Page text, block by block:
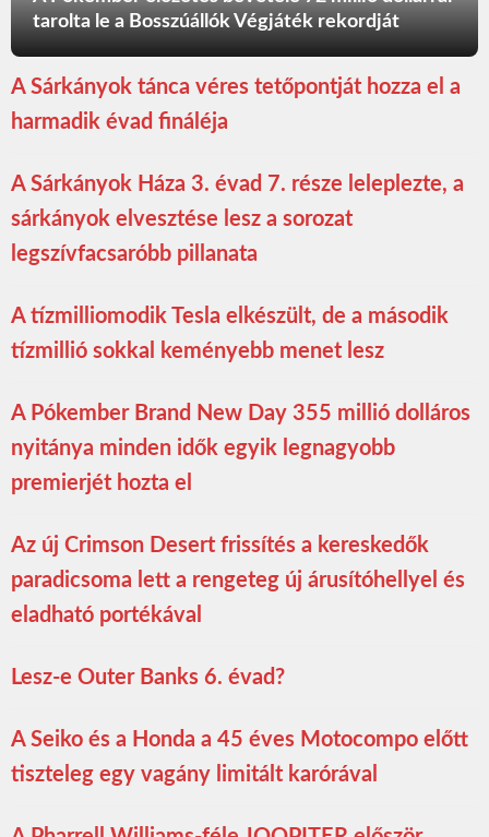
tarolta le a Bosszúállók Végjáték rekordját
A Sárkányok tánca véres tetőpontját hozza el a
harmadik évad fináléja
A Sárkányok Háza 3. évad 7. része leleplezte, a
sárkányok elvesztése lesz a sorozat
legszívfacsaróbb pillanata
A tízmilliomodik Tesla elkészült, de a második
tízmillió sokkal keményebb menet lesz
A Pókember Brand New Day 355 millió dolláros
nyitánya minden idők egyik legnagyobb
premierjét hozta el
Az új Crimson Desert frissítés a kereskedők
paradicsoma lett a rengeteg új árusítóhellyel és
eladható portékával
Lesz-e Outer Banks 6. évad?
A Seiko és a Honda a 45 éves Motocompo előtt
tiszteleg egy vagány limitált karórával